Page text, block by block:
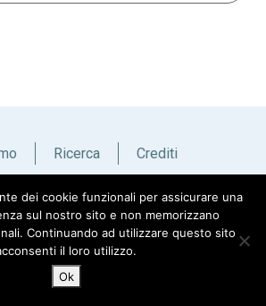
Ricerca Crediti
English
dei cookie funzionali per assicurare una
sul nostro sito e non memorizzano
Continuando ad utilizzare questo sito
il loro utilizzo.
Ok